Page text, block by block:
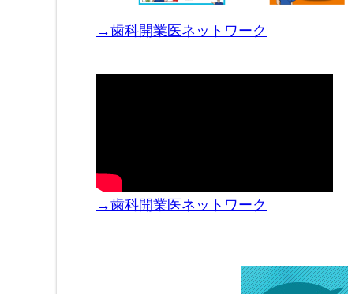
→歯科開業医ネットワーク
→歯科開業医ネットワーク